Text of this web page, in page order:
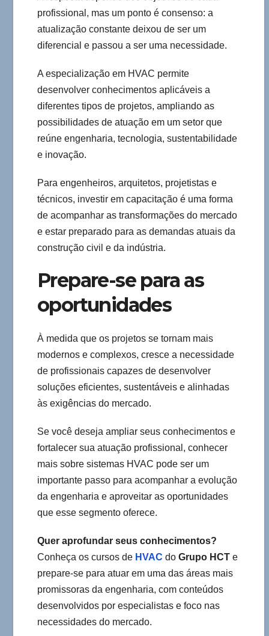
profissional, mas um ponto é consenso: a
atualização constante deixou de ser um
diferencial e passou a ser uma necessidade.
A especialização em HVAC permite
desenvolver conhecimentos aplicáveis a
diferentes tipos de projetos, ampliando as
possibilidades de atuação em um setor que
reúne engenharia, tecnologia, sustentabilidade
e inovação.
Para engenheiros, arquitetos, projetistas e
técnicos, investir em capacitação é uma forma
de acompanhar as transformações do mercado
e estar preparado para as demandas atuais da
construção civil e da indústria.
Prepare-se para as
oportunidades
À medida que os projetos se tornam mais
modernos e complexos, cresce a necessidade
de profissionais capazes de desenvolver
soluções eficientes, sustentáveis e alinhadas
às exigências do mercado.
Se você deseja ampliar seus conhecimentos e
fortalecer sua atuação profissional, conhecer
mais sobre sistemas HVAC pode ser um
importante passo para acompanhar a evolução
da engenharia e aproveitar as oportunidades
que esse segmento oferece.
Quer aprofundar seus conhecimentos?
Conheça os cursos de HVAC do Grupo HCT e
prepare-se para atuar em uma das áreas mais
promissoras da engenharia, com conteúdos
desenvolvidos por especialistas e foco nas
necessidades do mercado.